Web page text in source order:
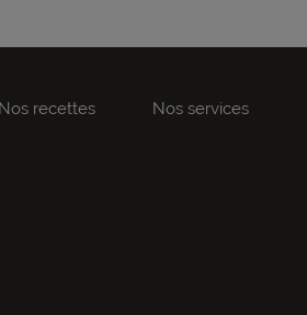
Nos recettes Nos services